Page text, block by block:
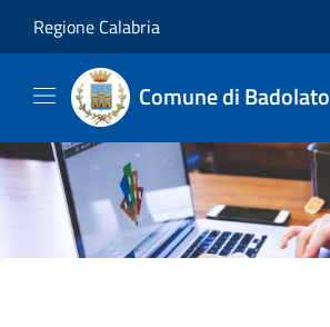
Regione Calabria
Comune di Badolato